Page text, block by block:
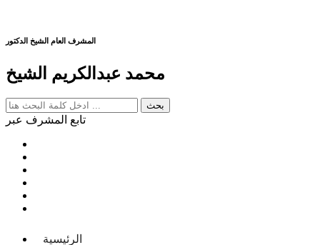
المشرف العام الشيخ الدكتور
محمد عبدالكريم الشيخ
تابع المشرف عبر
الرئيسية